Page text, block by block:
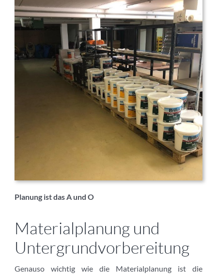
Planung ist das A und O
Materialplanung und
Untergrundvorbereitung
Genauso wichtig wie die Materialplanung ist die